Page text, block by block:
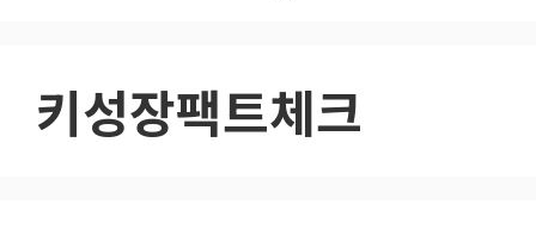
키성장팩트체크